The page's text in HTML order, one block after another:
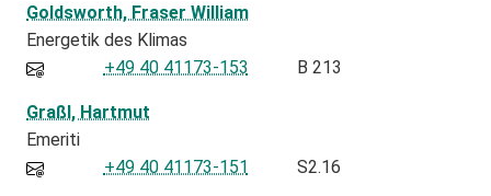
Goldsworth, Fraser William
Energetik des Klimas
+49 40 41173-153
B 213
Graßl, Hartmut
Emeriti
+49 40 41173-151
S2.16